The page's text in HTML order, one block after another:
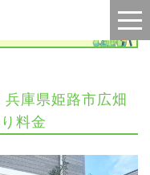
庫県姫路市広畑
料金